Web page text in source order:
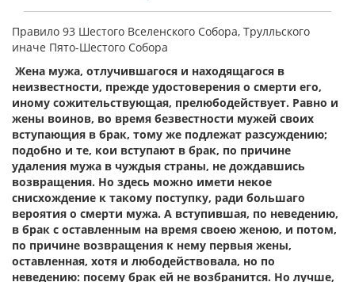
Правило 93 Шестого Вселенского Собора, Трулльского
иначе Пято-Шестого Собора
Жена мужа, отлучившагося и находящагося в
неизвестности, прежде удостоверения о смерти его,
иному сожительствующая, прелюбодействует. Равно и
жены воинов, во время безвестности мужей своих
вступающия в брак, тому же подлежат разсуждению;
подобно и те, кои вступают в брак, по причине
удаления мужа в чуждыя страны, не дождавшись
возвращения. Но здесь можно имети некое
снисхождение к такому поступку, ради большаго
вероятия о смерти мужа. А вступившая, по неведению,
в брак с оставленным на время своею женою, и потом,
по причине возвращения к нему первыя жены,
оставленная, хотя и любодействовала, но по
неведению: посему брак ей не возбранится. Но лучше,